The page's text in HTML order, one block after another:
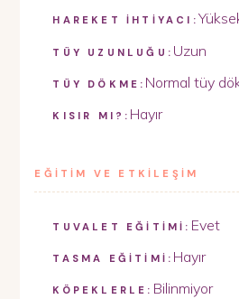
HAREKET İHTİYACI:
TÜY UZUNLUĞU: Uzun
TÜY DÖKME: Normal tüy
KISIR MI?: Hayır
EĞİTİM VE ETKİLEŞİM
TUVALET EĞİTİMİ: Evet
TASMA EĞİTİMİ: Hayır
KÖPEKLERLE: Bilinmiyor